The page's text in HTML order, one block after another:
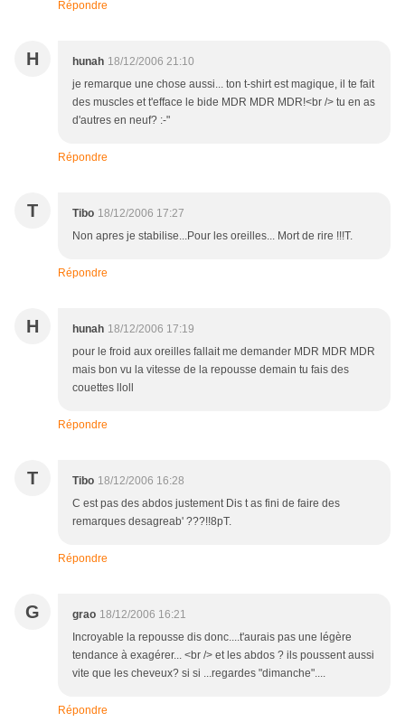
Répondre
H hunah 18/12/2006 21:10
je remarque une chose aussi... ton t-shirt est magique, il te fait
des muscles et t'efface le bide MDR MDR MDR!<br /> tu en as
d'autres en neuf? :-"
Répondre
T Tibo 18/12/2006 17:27
Non apres je stabilise...Pour les oreilles... Mort de rire !!!T.
Répondre
H hunah 18/12/2006 17:19
pour le froid aux oreilles fallait me demander MDR MDR MDR
mais bon vu la vitesse de la repousse demain tu fais des
couettes lloll
Répondre
T Tibo 18/12/2006 16:28
C est pas des abdos justement Dis t as fini de faire des
remarques desagreab' ???!!8pT.
Répondre
G grao 18/12/2006 16:21
Incroyable la repousse dis donc....t'aurais pas une légère
tendance à exagérer... <br /> et les abdos ? ils poussent aussi
vite que les cheveux? si si ...regardes "dimanche"....
Répondre